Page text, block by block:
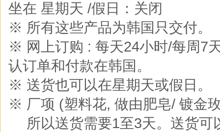
坐在 星期天 /假日：关闭
※ 所有这些产品为韩国只交付。
※ 网上订购 : 每天24小时/每周7
认订单和付款在韩国。
※ 送货也可以在星期天或假日。
※ 厂项 (塑料花, 做由肥皂/ 镀金
所以送货需要1至3天。送货可